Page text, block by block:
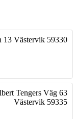
13 Västervik 59330
Tengers Väg 63
Västervik 59335